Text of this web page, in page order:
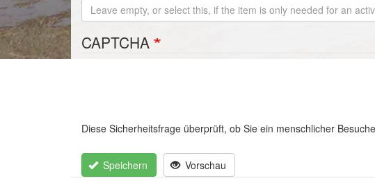
CAPTCHA
Diese Sicherheitsfrage überprüft, ob Sie ein menschlicher
ReiterSpeichern Vorschau